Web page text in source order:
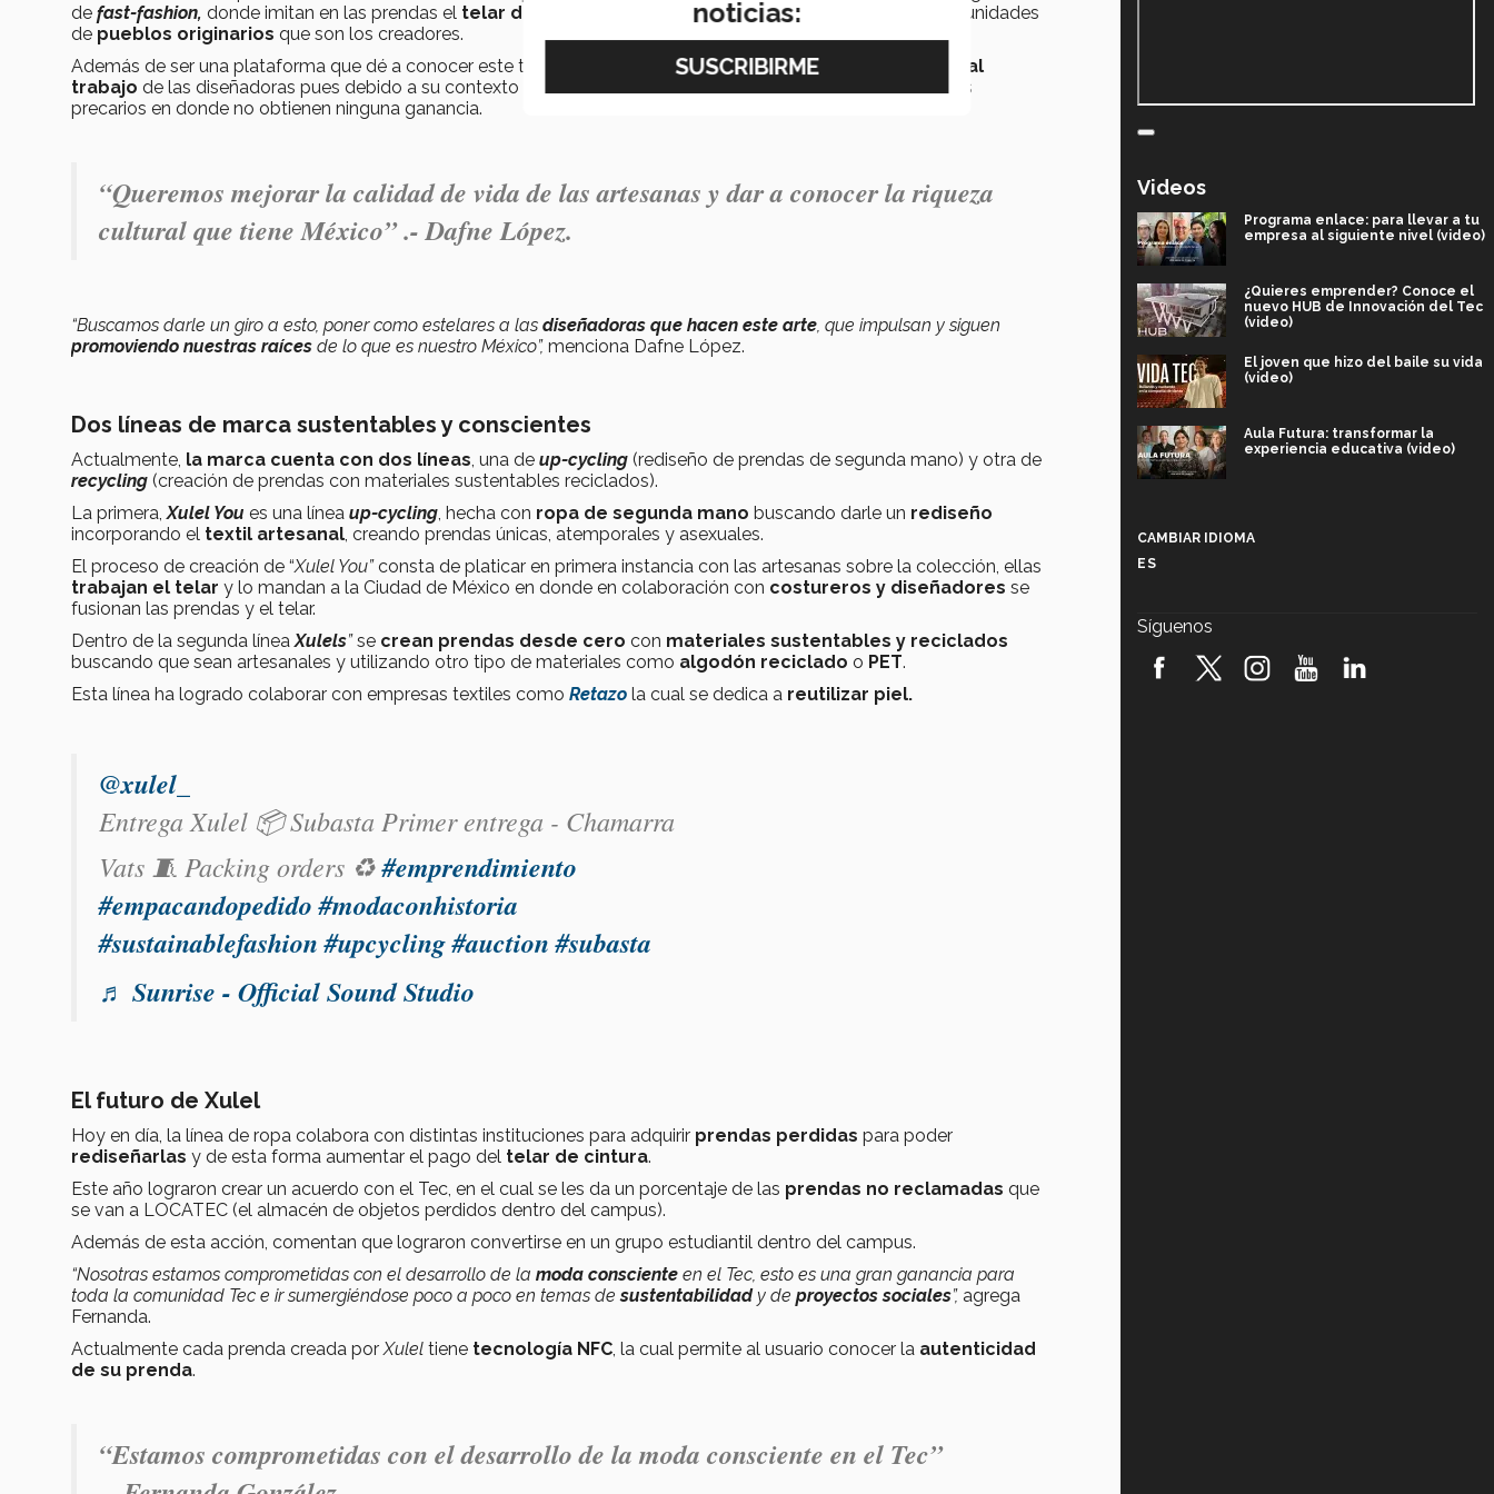
de fast-fashion, donde imitan en las prendas el telar de cintura
sin pagar la propiedad intelectual a las comunidades
de pueblos originarios que son los creadores.
Además de ser una plataforma que dé a conocer este trabajo artesanal,
Xulelbuscagenerar pagos justos al
trabajo de las diseñadoras pues debido a su contexto social, en la mayoría de los casos cuentan con sueldos
precarios en donde no obtienen ninguna ganancia.
“Queremos mejorar la calidad de vida de las artesanas y dar a conocer la riqueza
cultural que tiene México” .-Dafne López.
“Buscamos darle un giro a esto, poner como estelares a las diseñadoras que hacen este arte , que impulsan y siguen
promoviendo nuestras raíces de lo que es nuestro México”, menciona Dafne López.
Dos líneas de marca sustentables y conscientes
Actualmente, la marca cuenta con dos líneas , una de up-cycling (rediseño de prendas de segunda mano) y otra de
recycling (creación de prendas con materiales sustentables reciclados).
La primera, Xulel You es una línea up-cycling , hecha con ropa de segunda mano buscando darle un rediseño
incorporando el textil artesanal , creando prendas únicas, atemporales y asexuales.
El proceso de creación de “Xulel You”consta de platicar en primera instancia con las artesanas sobre la colección, ellas
trabajan el telar y lo mandan a la Ciudad de México en donde en colaboración con costureros y diseñadores se
fusionan las prendas y el telar.
Dentro de la segunda línea Xulels”se crean prendas desde cero con materiales sustentables y reciclados
buscando que sean artesanales y utilizando otro tipo de materiales como algodón reciclado o PET.
Esta línea ha logrado colaborar con empresas textiles como Retazo la cual se dedica a reutilizar piel.
@xulel_
Entrega Xulel 📦 Subasta Primer entrega - Chamarra
Vats 🧵 Packing orders ♻️#emprendimiento
#empacandopedido #modaconhistoria
#sustainablefashion #upcycling#auction #subasta
♬ Sunrise - Official Sound Studio
El futuro de Xulel
Hoy en día, la línea de ropa colabora con distintas instituciones para adquirir prendas perdidas para poder
rediseñarlas y de esta forma aumentar el pago del telar de cintura.
Este año lograron crear un acuerdo con el Tec, en el cual se les da un porcentaje de las prendas no reclamadas que
se van a LOCATEC (el almacén de objetos perdidos dentro del campus).
Además de esta acción, comentan que lograron convertirse en un grupo estudiantil dentro del campus.
“Nosotras estamos comprometidas con el desarrollo de la moda consciente en el Tec, esto es una gran ganancia para
toda la comunidad Tec e ir sumergiéndose poco a poco en temas desustentabilidady de proyectos sociales”, agrega
Fernanda.
Actualmente cada prenda creada por Xulel tiene tecnología NFC , la cual permite al usuario conocer la autenticidad
de su prenda.
“Estamos comprometidas con el desarrollo de la moda consciente en el Tec”
Videos
Programa enlace: para llevar a tu
empresa al siguiente nivel (video)
¿Quieres emprender? Conoce el
nuevo HUB de Innovación del Tec
(video)
El joven que hizo del baile su vida
(video)
Aula Futura: transformar la
experiencia educativa (video)
robótica FIRST 2026! (video)
CAMBIAR IDIOMA
ES
Síguenos
noticias: